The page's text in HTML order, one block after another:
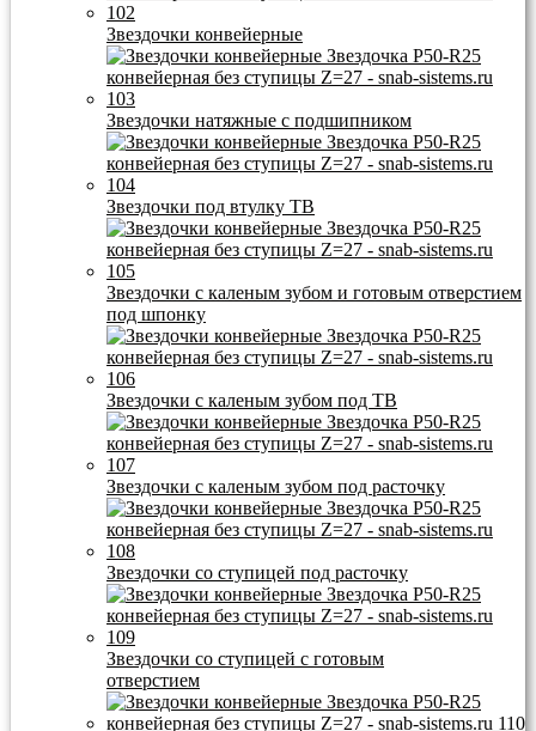
Звездочки конвейерные
Звездочки натяжные с подшипником
Звездочки под втулку ТВ
Звездочки с каленым зубом и готовым отверстием
под шпонку
Звездочки с каленым зубом под ТВ
Звездочки с каленым зубом под расточку
Звездочки со ступицей под расточку
Звездочки со ступицей с готовым
отверстием